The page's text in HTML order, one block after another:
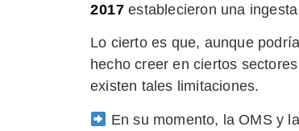
2017 establecieron una
Lo cierto es que, aunque
hecho creer en ciertos
existen tales limitaciones.
En su momento, la OMS y